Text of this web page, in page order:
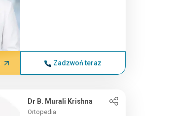
Zadzwoń teraz
Dr B. Murali Krishna
Ortopedia